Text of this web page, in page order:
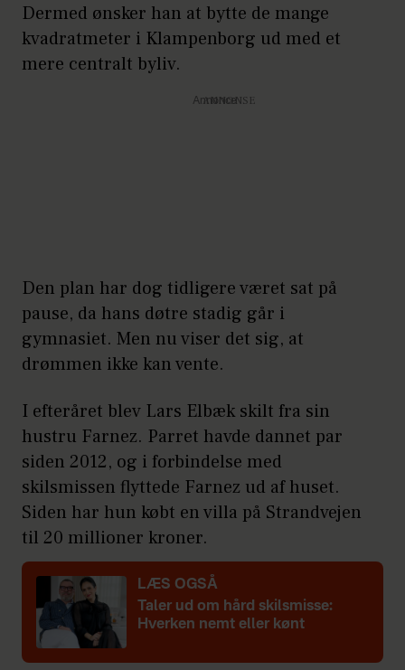
Dermed ønsker han at bytte de mange
kvadratmeter i Klampenborg ud med et
mere centralt byliv.
Annonce
Den plan har dog tidligere været sat på
pause, da hans døtre stadig går i
gymnasiet. Men nu viser det sig, at
drømmen ikke kan vente.
I efteråret blev Lars Elbæk skilt fra sin
hustru Farnez. Parret havde dannet par
siden 2012, og i forbindelse med
skilsmissen flyttede Farnez ud af huset.
Siden har hun købt en villa på Strandvejen
til 20 millioner kroner.
LÆS OGSÅ
Taler ud om hård skilsmisse:
Hverken nemt eller kønt